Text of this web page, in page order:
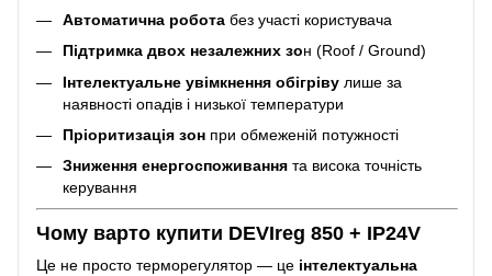
Автоматична робота без участі користувача
Підтримка двох незалежних зон (Roof / Ground)
Інтелектуальне увімкнення обігріву лише за
наявності опадів і низької температури
Пріоритизація зон при обмеженій потужності
Зниження енергоспоживання та висока точність
керування
Чому варто купити DEVIreg 850 + IP24V
Це не просто терморегулятор — це інтелектуальна